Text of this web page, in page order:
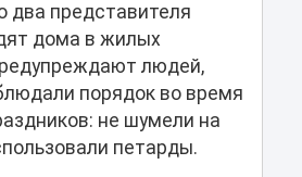
два представителя
дома в жилых
людей,
порядок во время
не шумели на
петарды.